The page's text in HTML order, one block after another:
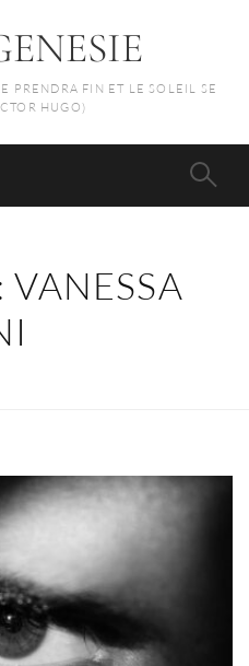
PRENDRA FIN ET LE SOLEIL SE
HUGO)
VANESSA